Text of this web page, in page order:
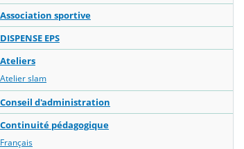
Association sportive
DISPENSE EPS
Ateliers
Atelier slam
Conseil d'administration
Continuité pédagogique
Français